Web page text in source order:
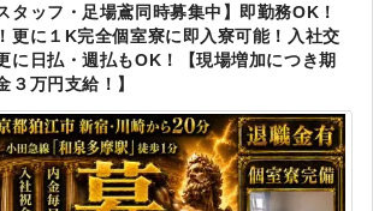
タッフ・足場鳶同時募集中】即勤務OK！
更に１K完全個室寮に即入寮可能！入社交
に日払・週払もOK！【現場増加につき期
３万円支給！】